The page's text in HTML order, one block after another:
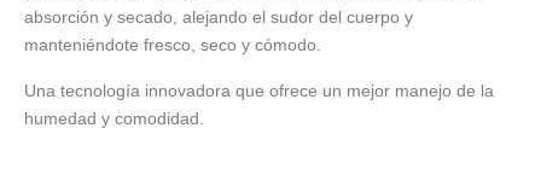
absorción y secado, alejando el sudor del cuerpo y
manteniéndote fresco, seco y cómodo.
Una tecnología innovadora que ofrece un mejor manejo de la
humedad y comodidad.